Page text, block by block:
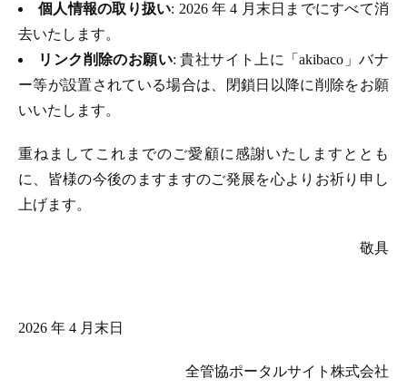
個人情報の取り扱い: 2026 年 4 月末日までにすべて消
去いたします。
リンク削除のお願い: 貴社サイト上に「akibaco」バナ
ー等が設置されている場合は、閉鎖日以降に削除をお願
いいたします。
重ねましてこれまでのご愛顧に感謝いたしますととも
に、皆様の今後のますますのご発展を心よりお祈り申し
上げます。
敬具
2026 年 4 月末日
全管協ポータルサイト株式会社